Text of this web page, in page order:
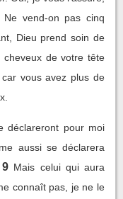
Ne vend-on pas cinq
Dieu prend soin de
de votre tête
vous avez plus de
déclareront pour moi
aussi se déclarera
9 Mais celui qui aura
connaît pas, je ne le